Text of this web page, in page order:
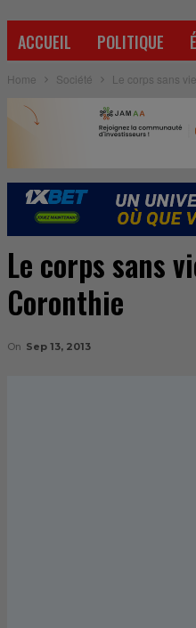
ACCUEIL POLITIQUE
Home Société Le corps sans
Le corps sans
Coronthie
On Sep 13, 2013